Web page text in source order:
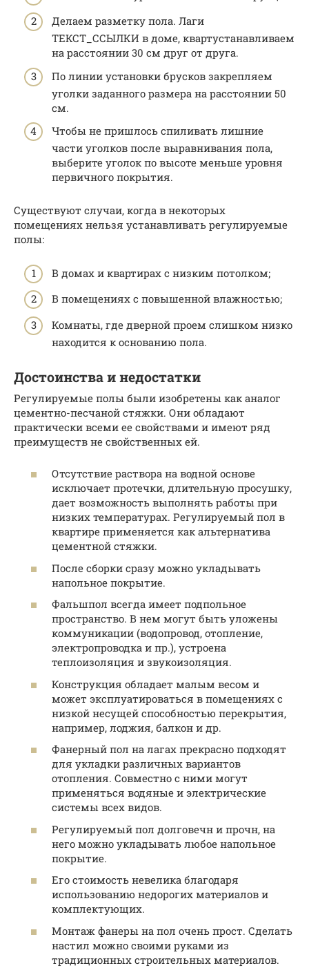
Делаем разметку пола. Лаги
ТЕКСТ_ССЫЛКИ в доме, квартустанавливаем
на расстоянии 30 см друг от друга.
По линии установки брусков закрепляем
уголки заданного размера на расстоянии 50
см.
Чтобы не пришлось спиливать лишние
части уголков после выравнивания пола,
выберите уголок по высоте меньше уровня
первичного покрытия.
Существуют случаи, когда в некоторых
помещениях нельзя устанавливать регулируемые
полы:
В домах и квартирах с низким потолком;
В помещениях с повышенной влажностью;
Комнаты, где дверной проем слишком низко
находится к основанию пола.
Достоинства и недостатки
Регулируемые полы были изобретены как аналог
цементно-песчаной стяжки. Они обладают
практически всеми ее свойствами и имеют ряд
преимуществ не свойственных ей.
Отсутствие раствора на водной основе
исключает протечки, длительную просушку,
дает возможность выполнять работы при
низких температурах. Регулируемый пол в
квартире применяется как альтернатива
цементной стяжки.
После сборки сразу можно укладывать
напольное покрытие.
Фальшпол всегда имеет подпольное
пространство. В нем могут быть уложены
коммуникации (водопровод, отопление,
электропроводка и пр.), устроена
теплоизоляция и звукоизоляция.
Конструкция обладает малым весом и
может эксплуатироваться в помещениях с
низкой несущей способностью перекрытия,
например, лоджия, балкон и др.
Фанерный пол на лагах прекрасно подходят
для укладки различных вариантов
отопления. Совместно с ними могут
применяться водяные и электрические
системы всех видов.
Регулируемый пол долговечн и прочн, на
него можно укладывать любое напольное
покрытие.
Его стоимость невелика благодаря
использованию недорогих материалов и
комплектующих.
Монтаж фанеры на пол очень прост. Сделать
настил можно своими руками из
традиционных строительных материалов.